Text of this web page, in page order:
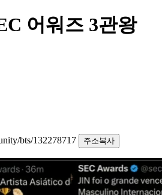
어워즈 3관왕
bts/132278717
주소복사